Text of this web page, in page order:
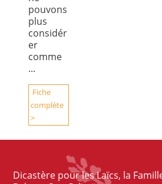
pouvons
plus
considér
er
comme
...
Fiche
complète
>
Dicastère pour les Laïcs, la